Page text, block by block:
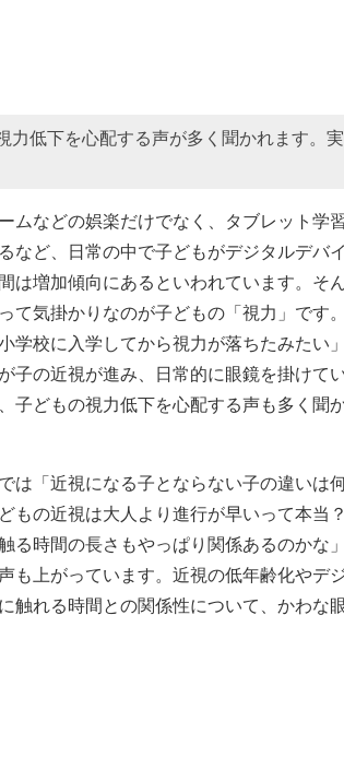
力低下を心配する声が多く聞かれます。実
ムなどの娯楽だけでなく、タブレット学
など、日常の中で子どもがデジタルデバ
は増加傾向にあるといわれています。そ
て気掛かりなのが子どもの「視力」です
学校に入学してから視力が落ちたみたい」
が子の近視が進み、日常的に眼鏡を掛けて
子どもの視力低下を心配する声も多く聞
は「近視になる子とならない子の違いは
もの近視は大人より進行が早いって本当？
触る時間の長さもやっぱり関係あるのかな
も上がっています。近視の低年齢化やデ
触れる時間との関係性について、かわな